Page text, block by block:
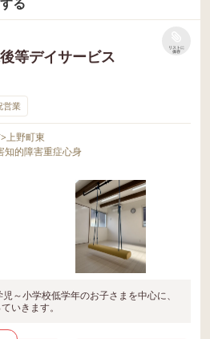
等デイサービス
リストに
保存
営業
>上野町東
知的障害重症心身
～小学校低学年のお子さまを中心に、
いきます。